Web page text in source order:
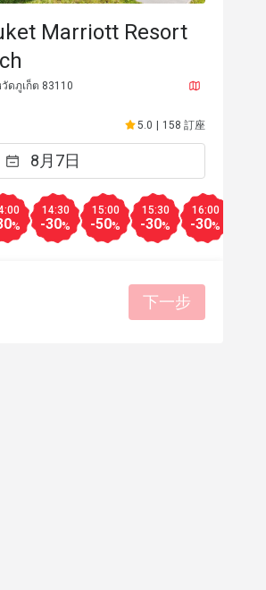
C****o
Marriott Resort
ดภูเก็ต 83110
5.0 | 158 訂座
%
14:30
-30%
15:00
-50%
15:30
-30%
16:00
-30%
下一步